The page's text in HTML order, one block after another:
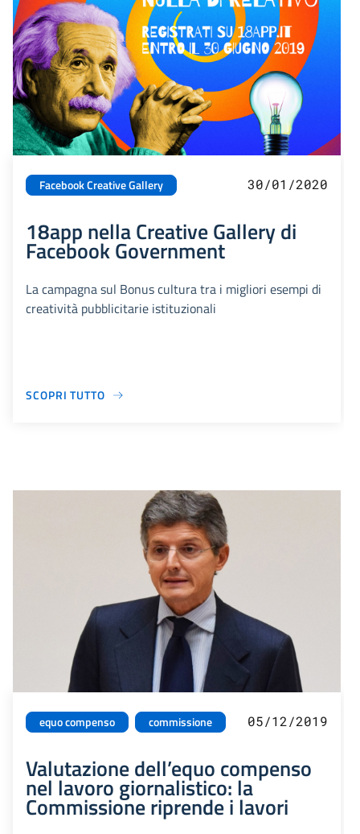
Facebook Creative Gallery 30/01/2020
18app nella Creative Gallery di
Facebook Government
La campagna sul Bonus cultura tra i migliori esempi di
creatività pubblicitarie istituzionali
SCOPRI TUTTO
equo compenso commissione 05/12/2019
Valutazione dell’equo compenso
nel lavoro giornalistico: la
Commissione riprende i lavori